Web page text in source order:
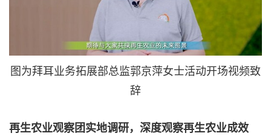
图为拜耳业务拓展部总监郭京萍女士活动开场视频致
辞
再生农业观察团实地调研，深度观察再生农业成效